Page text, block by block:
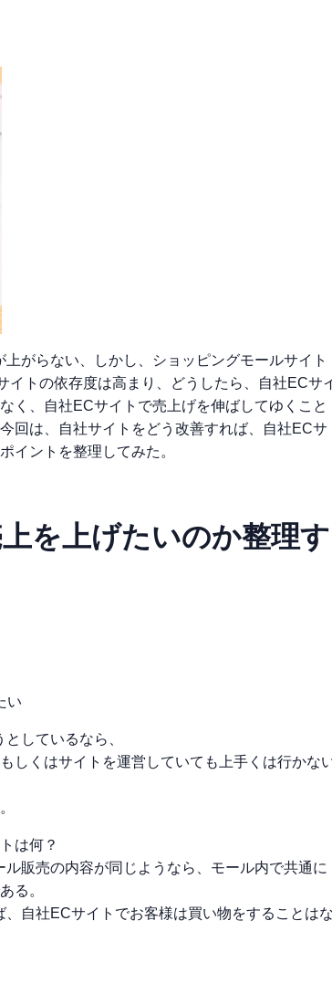
がらない、しかし、ショッピングモールサイト
トの依存度は高まり、どうしたら、自社ECサ
く、自社ECサイトで売上げを伸ばしてゆくこと
回は、自社サイトをどう改善すれば、自社ECサ
イントを整理してみた。
を上げたいのか整理す
い
しているなら、
しくはサイトを運営していても上手くは行かな
は何？
販売の内容が同じようなら、モール内で共通に
る。
自社ECサイトでお客様は買い物をすることはな